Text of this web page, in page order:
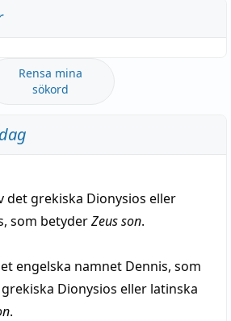
Rensa mina
sökord
det grekiska Dionysios eller
som betyderZeus son.
engelska namnet Dennis, som
Dionysios eller latinska
.